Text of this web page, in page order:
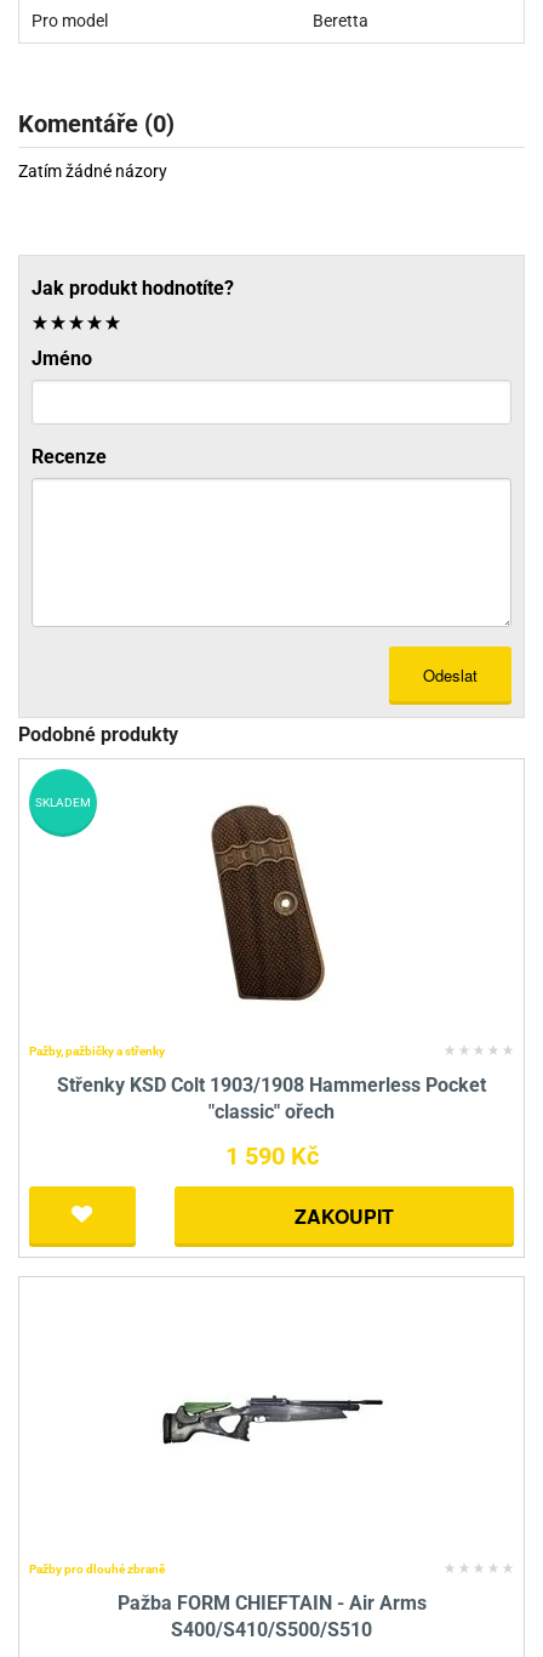
Pro model Beretta
Komentáře (0)
Zatím žádné názory
Jak produkt hodnotíte?
Jméno
Recenze
Odeslat
Podobné produkty
Pažby, pažbičky a střenky
Střenky KSD Colt 1903/1908 Hammerless Pocket
"classic" ořech
1 590 Kč
ZAKOUPIT
SKLADEM
Pažby pro dlouhé zbraně
Pažba FORM CHIEFTAIN - Air Arms
S400/S410/S500/S510